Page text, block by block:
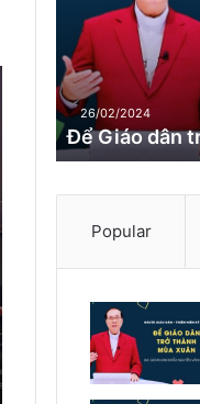
d
â
n
t
r
26/02/2024
Để Giáo dân
Popular